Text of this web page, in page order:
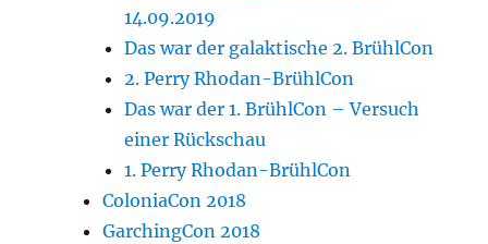
14.09.2019
Das war der galaktische 2. BrühlCon
2. Perry Rhodan-BrühlCon
Das war der 1. BrühlCon – Versuch
einer Rückschau
1. Perry Rhodan-BrühlCon
ColoniaCon 2018
GarchingCon 2018